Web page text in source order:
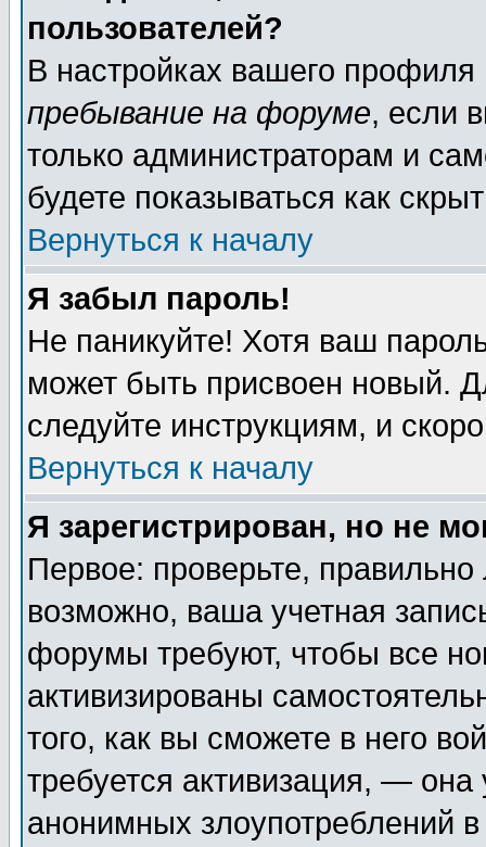
пользователей?
В настройках вашего
пребывание на форуме, если
только администраторам и
будете показываться как
Вернуться к началу
Я забыл пароль!
Не паникуйте! Хотя ваш
может быть присвоен новый.
следуйте инструкциям, и
Вернуться к началу
Я зарегистрирован, но не
Первое: проверьте,
возможно, ваша учетная
форумы требуют, чтобы все
активизированы
того, как вы сможете в него
требуется активизация, —
анонимных злоупотреблений